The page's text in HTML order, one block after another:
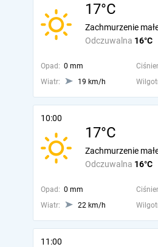
17°C
Odczuwalna 16°C
Zachmurzenie
Opad: 0 mm
Wiatr:
19 km/h
10:00
17°C
Odczuwalna 16°C
Zachmurzenie
Opad: 0 mm
Wiatr:
22 km/h
11:00